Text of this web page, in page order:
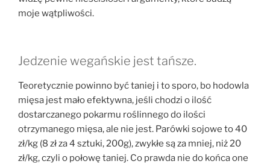
moje wątpliwości.
Jedzenie wegańskie jest tańsze.
Teoretycznie powinno być taniej i to sporo, bo hodowla
mięsa jest mało efektywna, jeśli chodzi o ilość
dostarczanego pokarmu roślinnego do ilości
otrzymanego mięsa, ale nie jest. Parówki sojowe to 40
zł/kg (8 zł za 4 sztuki, 200g), zwykłe są za mniej, niż 20
zł/kg, czyli o połowę taniej. Co prawda nie do końca one